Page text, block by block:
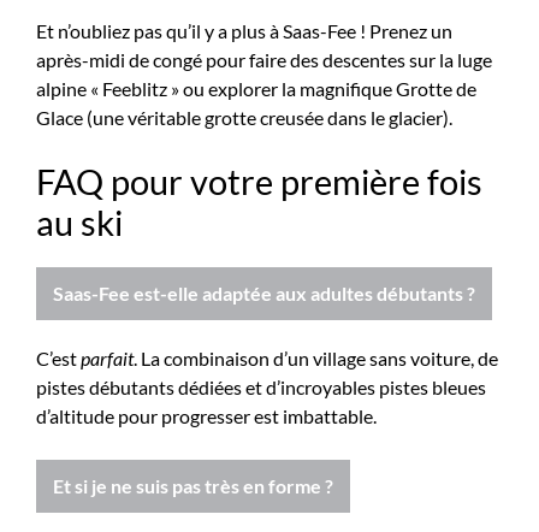
Et n’oubliez pas qu’il y a plus à Saas-Fee ! Prenez un
après-midi de congé pour faire des descentes sur la luge
alpine « Feeblitz » ou explorer la magnifique Grotte de
Glace (une véritable grotte creusée dans le glacier).
FAQ pour votre première fois
au ski
Saas-Fee est-elle adaptée aux adultes débutants ?
C’estparfait. La combinaison d’un village sans voiture, de
pistes débutants dédiées et d’incroyables pistes bleues
d’altitude pour progresser est imbattable.
Et si je ne suis pas très en forme ?